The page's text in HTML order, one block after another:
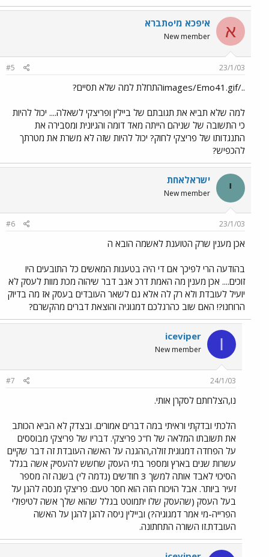
א איפכא מיoתברא
New member
23/1/03
#5
../images/Emo41.gifהתחלת למה שלא תסיים?
למה שלא תביא את תגובתם של ביילין ופריצקי לשאלה.... יכול להיות
כי התשובה של שניהם הייתה מאד דומה והגיונית ומסבירה את
התנגדותו של פריצקי לחוק? יכול להיות שזה לא משרת את מטרתך
להכפיש?
י ישראלאחת
New member
23/1/03
#6
אכן מענין שרק הטוענת לאשמה הובא ה
בהודעה הרי לפיכך אם די היה בטענות המאשים כל התובעים היו
זוכים.... אכן מענין מה האמת דרכ אגב דבר שיהוה מכת מוות לעסק לא
יועיל לעובדת ולא רק לה אלא גם לשאר העובדים בעסק אז מה בדיוק
הרוחנו?! האם שוב כהרגלכם דמגוגיה והוצאת דברים מהקשרם?
I
iceviper
New member
24/1/03
#7
נו,הצלחתם לסקרן אותי.
הלכתי ובדקתי וראיתי במה דברים אמורים. ובצדק לא הביא הכותב
את תשובתו המלאה של ח"כ פריצקי. דבריו של פריצקי מבוססים
על הפחדה דמגוגית זולה,ההגנה על האשה העובדת זה דבר שקיים
עשרות שנים בארץ ומספר בתי העסק שחשש להעסיק אשה בגלל
הסיכוי לאבד אותה למשך 3 חודשים (נדמה לי) בשנה זה מספר
זעיר ביותר. אבל הויכוח הזה הוא חסר טעם: פריצקי מנסה להגן על
בעל העסק (שהעסק שלו יתמוטט בגלל שהוא שלך אשה לטיפולי
הפרייה-מי אמר דמגוגיה?) וביילין ניסה להגן להגן על האשה
העובדת.זו השורה התחתונה.